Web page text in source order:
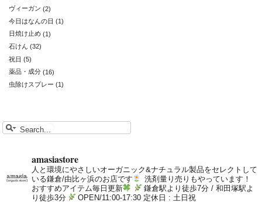
ヴィーガン (2)
今日はなんの日 (1)
日焼け止め (1)
石けん (32)
祝日 (5)
薬品・成分 (16)
虫除けスプレー (1)
amasiastore
人と環境にやさしいオーガニック&ナチュラル製品をセレクトして
いる鎌倉/由比ヶ浜のお店です
洗剤量り売りもやっています！
おすすめアイテム毎日更新
鎌倉駅より徒歩7分 / 和田塚駅よ
り徒歩3分
OPEN/11:00-17:30 定休日 : 土日祝